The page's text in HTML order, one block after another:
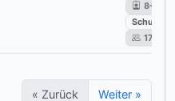
8–12
Schulkind
17
« Zurück Weiter »